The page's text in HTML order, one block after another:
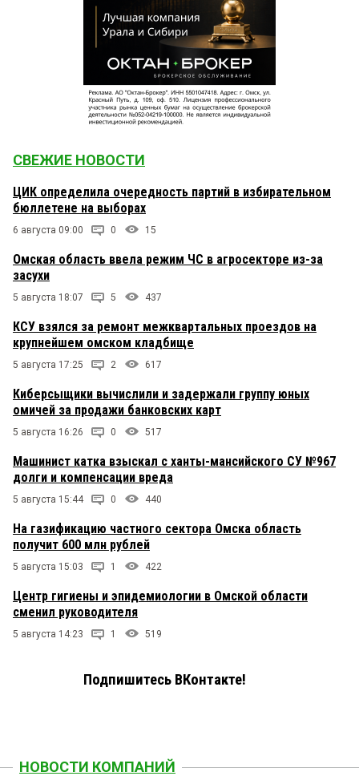
СВЕЖИЕ НОВОСТИ
ЦИК определила очередность партий в избирательном
бюллетене на выборах
6 августа 09:00 0 15
Омская область ввела режим ЧС в агросекторе из-за
засухи
5 августа 18:07 5 437
КСУ взялся за ремонт межквартальных проездов на
крупнейшем омском кладбище
5 августа 17:25 2 617
Киберсыщики вычислили и задержали группу юных
омичей за продажи банковских карт
5 августа 16:26 0 517
Машинист катка взыскал с ханты-мансийского СУ №967
долги и компенсации вреда
5 августа 15:44 0 440
На газификацию частного сектора Омска область
получит 600 млн рублей
5 августа 15:03 1 422
Центр гигиены и эпидемиологии в Омской области
сменил руководителя
5 августа 14:23 1 519
Подпишитесь ВКонтакте!
НОВОСТИ КОМПАНИЙ